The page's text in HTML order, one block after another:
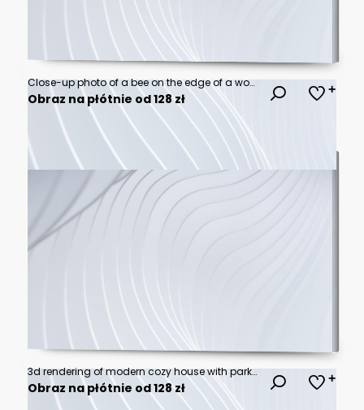
Close-up photo of a bee on the edge of a wooden post
Obraz na płótnie od 128 zł
3d rendering of modern cozy house with parking and pool for sale or rent with wood plank facade and beautiful landscaping on background. Clear summer night with many stars on the sky.
Obraz na płótnie od 128 zł